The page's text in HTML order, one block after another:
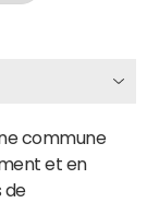
commune
et en
de